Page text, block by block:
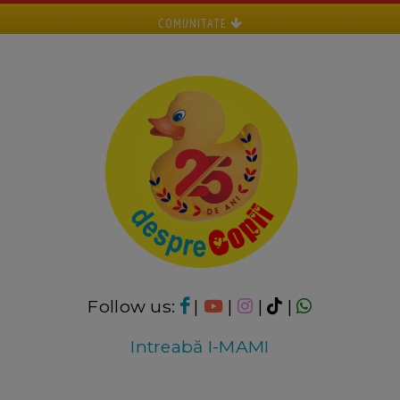
COMUNITATE
Follow us: | | |
|
Intreabă I-MAMI